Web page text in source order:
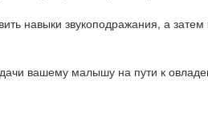
навыки звукоподражания, а
вашему малышу на пути к